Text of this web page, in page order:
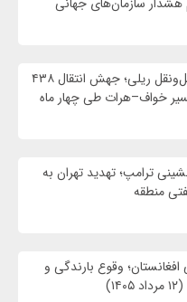
رشد کم‌سابقه حمل‌ونقل ریلی؛ جهش انتقال ۴۳۸
خواف–هرات طی چهار ماه
ترامپ؛ تهدید تهران به
منطقه
وقوع بارندگی و